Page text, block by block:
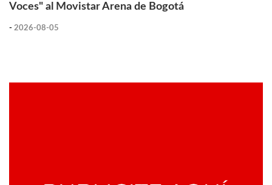
Voces" al Movistar Arena de Bogotá
- 2026-08-05